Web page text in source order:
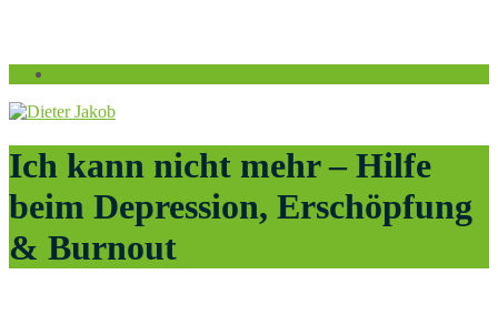
Ich kann nicht mehr – Hilfe
beim Depression, Erschöpfung
& Burnout